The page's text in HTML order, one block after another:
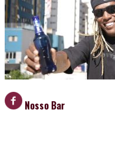
Nosso Bar